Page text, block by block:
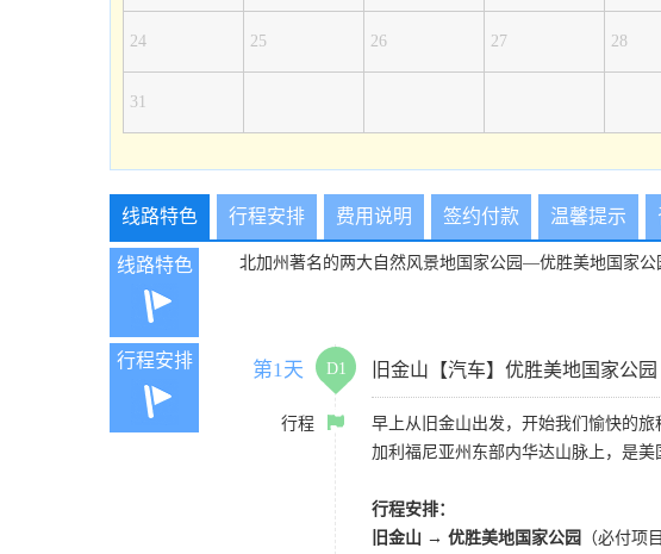
24 25 26 27 28
31
线路特色 行程安排 费用说明 签约付款 温馨提示
线路特色 北加州著名的两大自然风景地国家公园—优胜美地国家公
行程安排 第1天 D1 旧金山【汽车】优胜美地国家公
行程
早上从旧金山出发，开始我们愉快的
加利福尼亚州东部内华达山脉上，是美
行程安排：
旧金山 → 优胜美地国家公园 （必付项